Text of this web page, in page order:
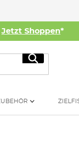
Jetzt Shoppen*
Suche